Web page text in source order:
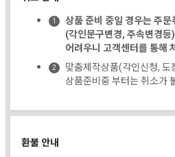
상품 준비 중일 경우는 주
(각인문구변경, 주속변경
어려우니 고객센터를 통해
맞춤제작상품(각인신청,
상품준비중 부터는 취소가
환불 안내